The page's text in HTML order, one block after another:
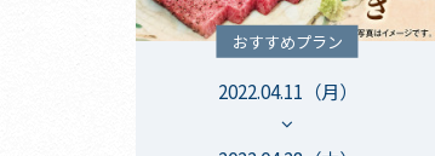
おすすめプラン
2022.04.11（月）